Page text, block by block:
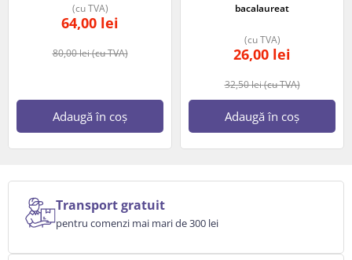
80,00lei(cu TVA)
64,00 lei
(cu TVA)
Adaugă în coș
bacalaureat
32,50lei(cu TVA)
26,00 lei
(cu TVA)
Adaugă în coș
Transport gratuit
pentru comenzi mai mari de 300 lei